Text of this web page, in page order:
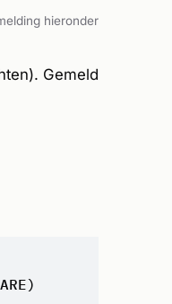
hieronder
Gemeld